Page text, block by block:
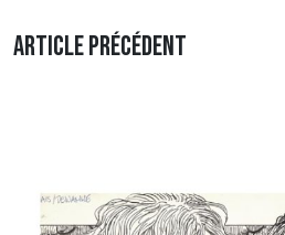
Article précédent